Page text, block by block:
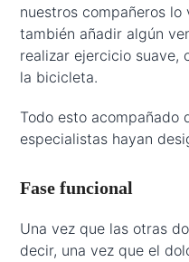
nuestros compañeros lo
también añadir algún
realizar ejercicio suave,
la bicicleta.
Todo esto acompañado
especialistas hayan
Fase funcional
Una vez que las otras
decir, una vez que el